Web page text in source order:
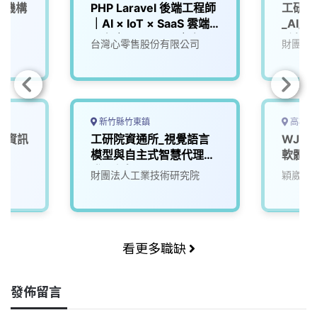
機構
資訊
PHP Laravel 後端工程師
｜AI × IoT × SaaS 雲端
平台｜45K~60K｜產品
台灣心零售股份有限公司
新竹縣竹東鎮
工研院資通所_視覺語言
模型與自主式智慧代理研
發工程師(F103)
財團法人工業技術研究院
工研
_AI/
(創新
財團法
高雄
軟體
穎崴科
看更多職缺
發佈留言